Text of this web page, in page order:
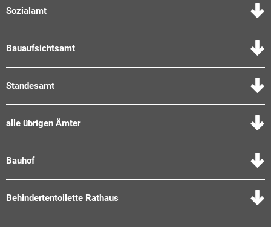
Sozialamt
Bauaufsichtsamt
Standesamt
alle übrigen Ämter
Bauhof
Behindertentoilette Rathaus